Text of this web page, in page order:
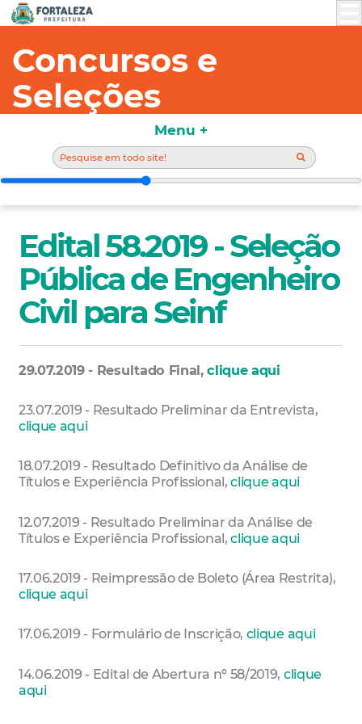
Concursos e
Seleções
Edital 58.2019 - Seleção
Pública de Engenheiro
Civil para Seinf
29.07.2019 - Resultado Final,clique aqui
23.07.2019 - Resultado Preliminar da Entrevista,
clique aqui
18.07.2019 - Resultado Definitivo da Análise de
Títulos e Experiência Profissional,clique aqui
12.07.2019 - Resultado Preliminar da Análise de
Títulos e Experiência Profissional,clique aqui
17.06.2019 - Reimpressão de Boleto (Área Restrita),
clique aqui
17.06.2019 - Formulário de Inscrição, clique aqui
14.06.2019 - Edital de Abertura nº 58/2019, clique
aqui